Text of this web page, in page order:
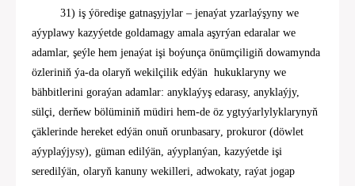
31) iş ýöredişe gatnaşyjylar – jenaýat yzarlaýşyny we
aýyplawy kazyýetde goldamagy amala aşyrýan edaralar we
adamlar, şeýle hem jenaýat işi boýunça önümçiligiň dowamynda
özleriniň ýa-da olaryň wekilçilik edýän hukuklaryny we
bähbitlerini goraýan adamlar: anyklaýyş edarasy, anyklaýjy,
sülçi, derňew bölüminiň müdiri hem-de öz ygtyýarlylyklarynyň
çäklerinde hereket edýän onuň orunbasary, prokuror (döwlet
aýyplaýjysy), güman edilýän, aýyplanýan, kazyýetde işi
seredilýän, olaryň kanuny wekilleri, adwokaty, raýat jogap